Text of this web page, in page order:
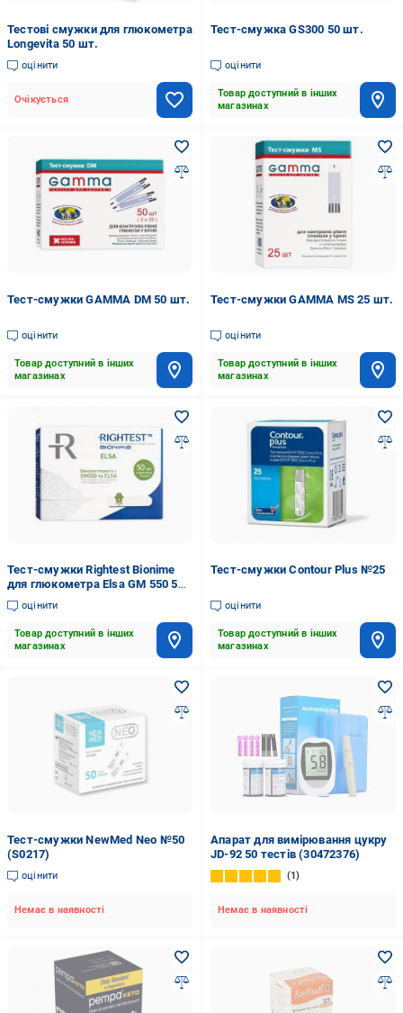
Тестові смужки для глюкометра
Longevita 50 шт.
оцінити
Очікується
Тест-смужка GS300 50 шт.
оцінити
Товар доступний в інших
магазинах
Тест-смужки GAMMA DM 50 шт.
оцінити
Товар доступний в інших
магазинах
Тест-смужки GAMMA MS 25 шт.
оцінити
Товар доступний в інших
магазинах
Тест-смужки Rightest Bionime
для глюкометра Elsa GM 550 50
шт.
оцінити
Товар доступний в інших
магазинах
Тест-смужки Contour Plus №25
оцінити
Товар доступний в інших
магазинах
Тест-смужки NewMed Neo №50
(S0217)
оцінити
Немає в наявності
Апарат для вимірювання цукру
JD-92 50 тестів (30472376)
1
Немає в наявності